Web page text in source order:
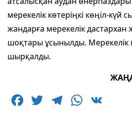
мерекелік көтеріңкі көңіл-күй
жандарға мерекелік дастархан
шоқтары ұсынылды. Мерекелік
шырқалды.
F T T W